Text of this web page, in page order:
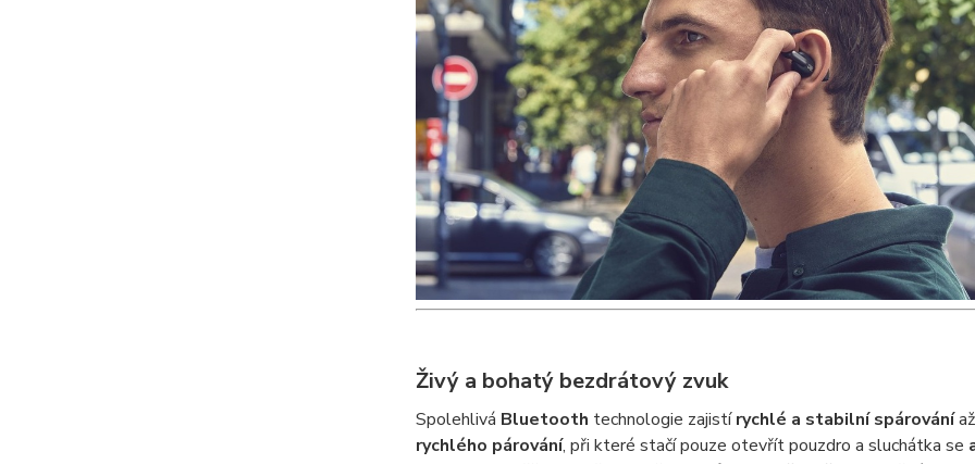
Živý a bohatý bezdrátový zvuk
Spolehlivá Bluetooth technologie zajistírychlé a stabilní spárování
rychlého párování, při které stačí pouze otevřít pouzdro a sluchátka se